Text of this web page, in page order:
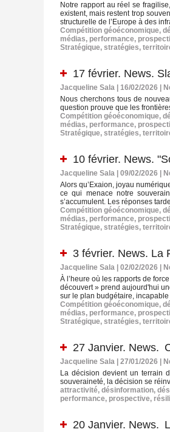
Notre rapport au réel se
existent, mais restent trop
structurelle de l’Europe à des
Compétition géoéconomique,
médias, performance,
Stratégique, stratégies,
17 février. News.
Jacqueline Sala | 16/02/2026
Nous cherchons tous de
question prouve que les
Compétition géoéconomique,
médias, performance,
Stratégique, stratégies,
10 février. News.
Jacqueline Sala | 09/02/2026
Alors qu’Exaion, joyau
ce qui menace notre
s’accumulent. Les réponses
Compétition géoéconomique,
médias, performance,
Stratégique, stratégies,
3 février. News. La
Jacqueline Sala | 02/02/2026
À l’heure où les rapports de
découvert » prend aujourd'hui
sur le plan budgétaire,
Compétition géoéconomique,
médias, performance,
Stratégique, stratégies,
27 Janvier. News.
Jacqueline Sala | 27/01/2026
La décision devient un terrain
souveraineté, la décision se
attractivité, désinformation,
performance, prospective,
20 Janvier. News.